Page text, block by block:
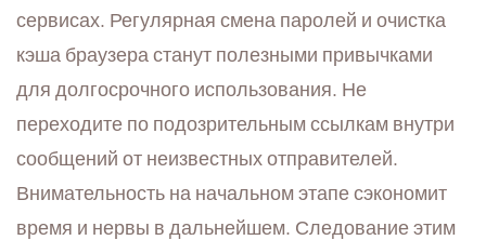
сервисах. Регулярная смена паролей и очистка
кэша браузера станут полезными привычками
для долгосрочного использования. Не
переходите по подозрительным ссылкам внутри
сообщений от неизвестных отправителей.
Внимательность на начальном этапе сэкономит
время и нервы в дальнейшем. Следование этим